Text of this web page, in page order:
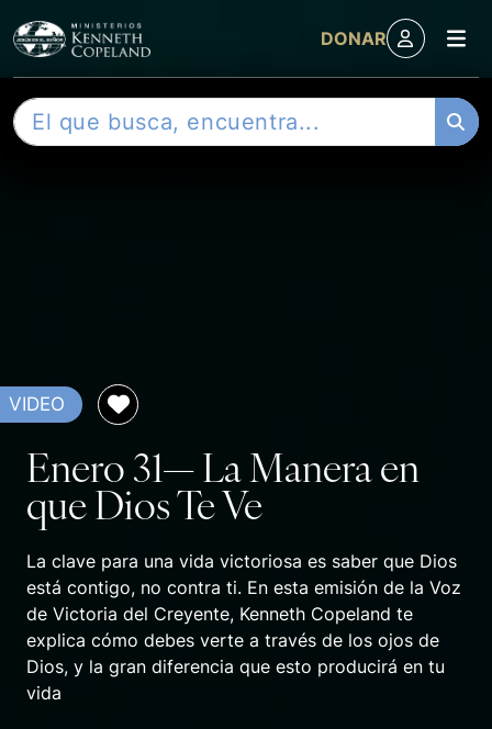
DONAR
B
u
VIDEO
Enero 31— La Manera en
que Dios Te Ve
La clave para una vida victoriosa es saber que Dios
está contigo, no contra ti. En esta emisión de la Voz
de Victoria del Creyente, Kenneth Copeland te
explica cómo debes verte a través de los ojos de
Dios, y la gran diferencia que esto producirá en tu
vida